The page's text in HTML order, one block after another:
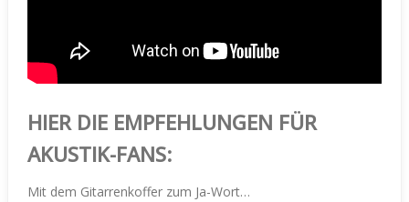
HIER DIE EMPFEHLUNGEN FÜR
AKUSTIK-FANS:
Mit dem Gitarrenkoffer zum Ja-Wort…